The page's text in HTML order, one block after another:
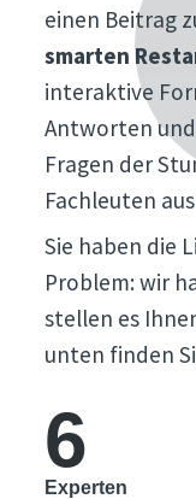
einen Beitrag
smarten
interaktive
Antworten
Fragen der
Fachleuten
Sie haben die
Problem: wir
stellen es
unten finden
6
Experten